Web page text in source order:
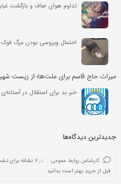
تداوم هوای صاف و بازگشت غبار
احتمال ویروسی بودن مرگ
میراث حاج قاسم برای ملت‌ها؛ از زیست
خبر بد برای استقلال در آستانه‌ی
جدیدترین دیدگاه‌‌ها
کارشناس روابط عمومی در
۷ نشانه برای
قبل از خرید بهتر است بدانید